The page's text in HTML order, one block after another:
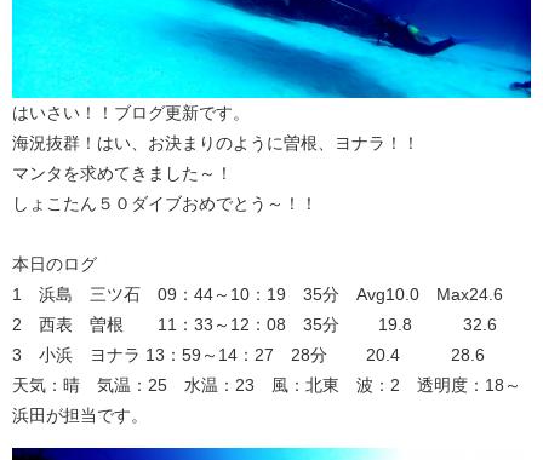
はいさい！！ブログ更新です。
海況抜群！はい、お決まりのように曽根、ヨナラ！！
マンタを求めてきました～！
しょこたん５０ダイブおめでとう～！！
本日のログ
1 浜島 三ツ石 09：44～10：19 35分 Avg10.0 Max24.6
2 西表 曽根 11：33～12：08 35分 19.8 32.6
3 小浜 ヨナラ 13：59～14：27 28分 20.4 28.6
天気：晴 気温：25 水温：23 風：北東 波：2 透明度：18～
浜田が担当です。